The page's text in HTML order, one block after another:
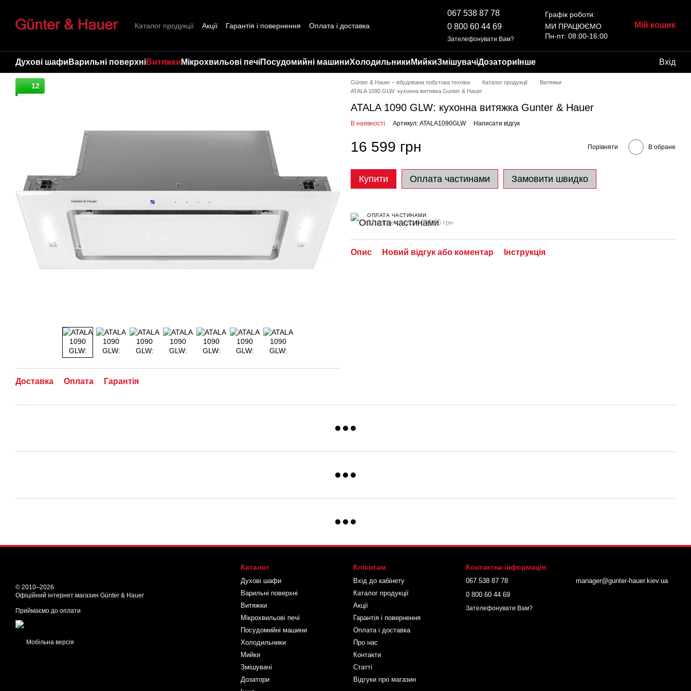
Каталог продукції Акції Гарантія і повернення
Оплата і доставка
067 538 87 78
0 800 60 44 69
Зателефонувати Вам?
Графік роботи:
МИ ПРАЦЮЄМО
Пн-пт: 08:00-16:00
Мій кошик
Духові шафи Варильні поверхніВитяжки Мікрохвильові печіПосудомийні машиниХолодильники МийкиЗмішувачіДозатори Інше Вхід
12
Доставка Оплата Гарантія
Günter & Hauer – вбудована побутова техніка Каталог продукції
Витяжки
ATALA 1090 GLW: кухонна витяжка Gunter & Hauer
ATALA 1090 GLW: кухонна витяжка Gunter & Hauer
В наявності Артикул: ATALA1090GLW Написати відгук
16 599 грн Порівняти В обране
Купити Оплата частинами Замовити швидко
ОПЛАТА ЧАСТИНАМИ
12 платежів по 1 383.25 грн
Опис Новий відгук або коментар Інструкція
© 2010–2026
Офіційний інтернет магазин Günter & Hauer
Приймаємо до оплати
Мобільна версія
Каталог
Духові шафи
Варильні поверхні
Витяжки
Мікрохвильові печі
Посудомийні машини
Холодильники
Мийки
Змішувачі
Дозатори
Клієнтам
Вхід до кабінету
Каталог продукції
Акції
Гарантія і повернення
Оплата і доставка
Про нас
Контакти
Статті
Відгуки про магазин
Контактна інформація
067 538 87 78
0 800 60 44 69
Зателефонувати Вам?
manager@gunter-hauer.kiev.ua